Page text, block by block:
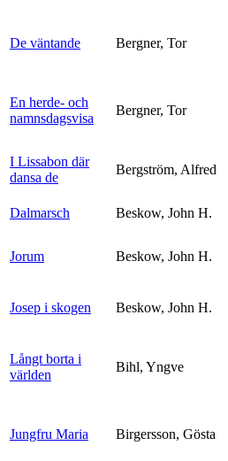
De väntande Bergner, Tor
En herde- och
namnsdagsvisa
Bergner, Tor
I Lissabon där
dansa de
Bergström, Alfred
Dalmarsch
Beskow, John H.
Jorum Beskow, John H.
Josep i skogen Beskow, John H.
Långt borta i
världen
Bihl, Yngve
Jungfru Maria Birgersson, Gösta